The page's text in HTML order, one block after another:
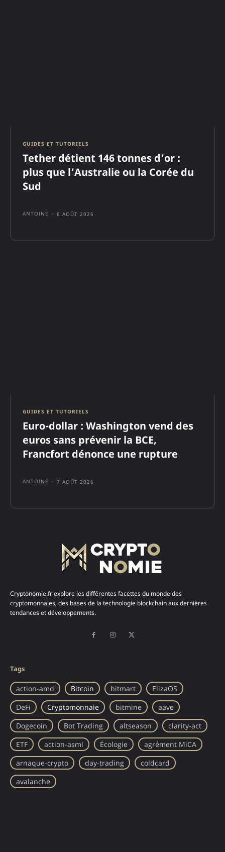
GUIDES ET TUTORIELS
Tether détient 146 tonnes d’or :
plus que l’Australie ou la Corée du
Sud
ANTOINE - 8 AOÛT 2026
GUIDES ET TUTORIELS
Euro-dollar : Washington vend des
euros sans prévenir la BCE,
Francfort dénonce une rupture
ANTOINE - 7 AOÛT 2026
Cryptonomie.fr explore les différentes facettes du monde des
cryptomonnaies, des bases de la technologie blockchain aux dernières
tendances et développements.
Tags
action-amd Bitcoin bitmart
ElizaOS
DeFi
Cryptomonnaie bitmine
aave
Dogecoin
Bot Trading altseason
clarity-act
ETF
action-asml Écologie
agrément MiCA
arnaque-crypto
day-trading
coldcard
avalanche